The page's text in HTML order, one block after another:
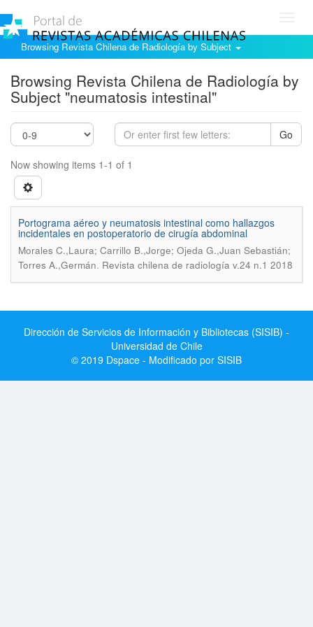
Browsing Revista Chilena de Radiología by Subject
Browsing Revista Chilena de Radiología by
Subject "neumatosis intestinal"
Go
Now showing items 1-1 of 1
Portograma aéreo y neumatosis intestinal como hallazgos
incidentales en postoperatorio de cirugía abdominal
Morales C.,Laura; Carrillo B.,Jorge; Ojeda G.,Juan Sebastián;
Torres A.,Germán. Revista chilena de radiología v.24 n.1 2018
Dirección de Servicios de Información y Bibliotecas (SISIB) -
Universidad de Chile
© 2019 Dspace - Modificado por SISIB